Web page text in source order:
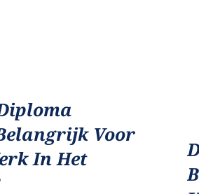
Voor
In Het